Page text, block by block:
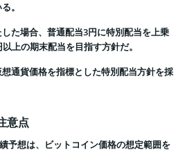
。
た場合、普通配当3円に特別配当を上乗
上の期末配当を目指す方針だ。
通貨価格を指標とした特別配当方針を採
意点
予想は、ビットコイン価格の想定範囲を